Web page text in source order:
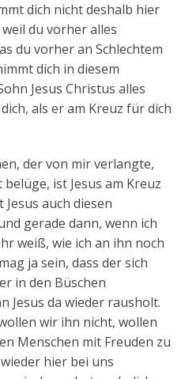
dich nicht deshalb hier
du vorher alles
du vorher an Schlechtem
dich in diesem
Jesus Christus alles
als er am Kreuz für dich
der von mir verlangte,
ist Jesus am Kreuz
auch diesen
gerade dann, wenn ich
weiß, wie ich an ihn noch
ja sein, dass der sich
in den Büschen
Jesus da wieder rausholt.
wir ihn nicht, wollen
Menschen mit Freuden zu
hier bei uns